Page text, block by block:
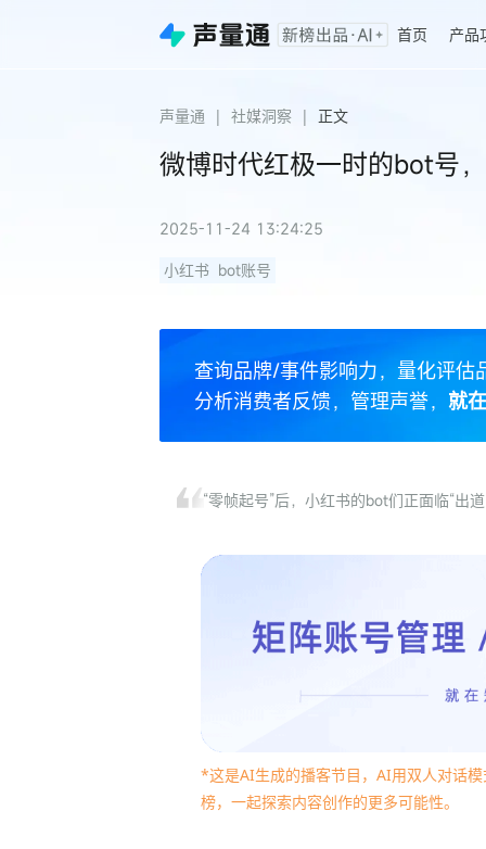
首页 产品
声量通 | 社媒洞察 | 正文
微博时代红极一时的bot号
2025-11-24 13:24:25
小红书 bot账号
查询品牌/事件影响力，量化评估
分析消费者反馈，管理声誉， 就
“零帧起号”后，小红书的bot们正面临“出
*这是AI生成的播客节目，AI用双人对话
榜，一起探索内容创作的更多可能性。